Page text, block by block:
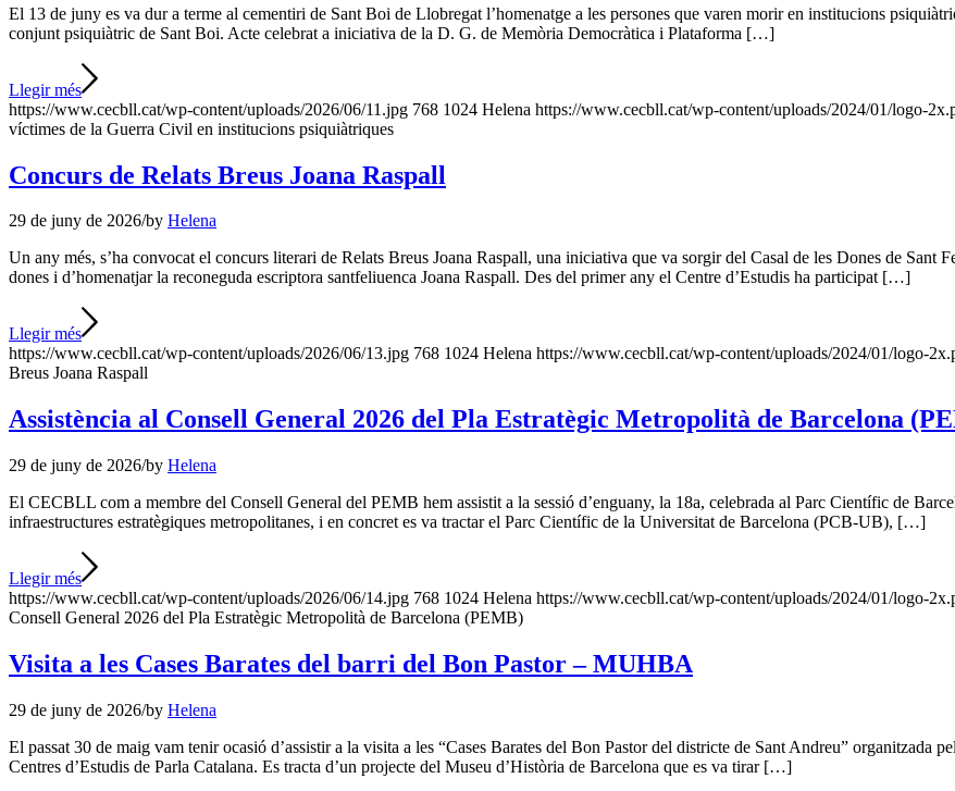
El 13 de juny es va dur a terme al cementiri de Sant Boi de Llobregat l’homenatge a les persones que varen morir en institucions
conjunt psiquiàtric de Sant Boi. Acte celebrat a iniciativa de la D. G. de Memòria Democràtica i Plataforma […]
Llegir més
https://www.cecbll.cat/wp-content/uploads/2026/06/11.jpg 768 1024 Helena https://www.cecbll.cat/wp-content/uploads/2024/01/logo-
víctimes de la Guerra Civil en institucions psiquiàtriques
Concurs de Relats Breus Joana Raspall
29 de juny de 2026/by Helena
Un any més, s’ha convocat el concurs literari de Relats Breus Joana Raspall, una iniciativa que va sorgir del Casal de les Dones de Sant
dones i d’homenatjar la reconeguda escriptora santfeliuenca Joana Raspall. Des del primer any el Centre d’Estudis ha participat […]
Llegir més
https://www.cecbll.cat/wp-content/uploads/2026/06/13.jpg 768 1024 Helena https://www.cecbll.cat/wp-content/uploads/2024/01/logo-
Breus Joana Raspall
Assistència al Consell General 2026 del Pla Estratègic Metropolità de Barcelona
29 de juny de 2026/by Helena
El CECBLL com a membre del Consell General del PEMB hem assistit a la sessió d’enguany, la 18a, celebrada al Parc Científic de
infraestructures estratègiques metropolitanes, i en concret es va tractar el Parc Científic de la Universitat de Barcelona (PCB-UB), […]
Llegir més
https://www.cecbll.cat/wp-content/uploads/2026/06/14.jpg 768 1024 Helena https://www.cecbll.cat/wp-content/uploads/2024/01/logo-
Consell General 2026 del Pla Estratègic Metropolità de Barcelona (PEMB)
Visita a les Cases Barates del barri del Bon Pastor – MUHBA
29 de juny de 2026/by Helena
El passat 30 de maig vam tenir ocasió d’assistir a la visita a les “Cases Barates del Bon Pastor del districte de Sant Andreu” organitzada
Centres d’Estudis de Parla Catalana. Es tracta d’un projecte del Museu d’Història de Barcelona que es va tirar […]